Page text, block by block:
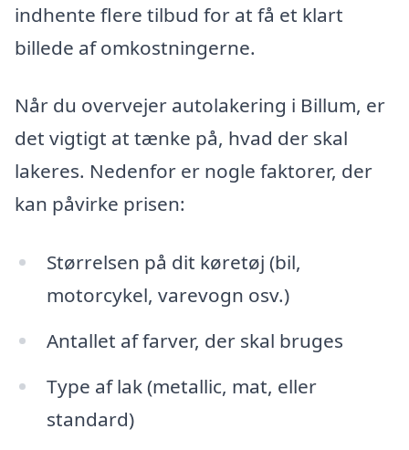
indhente flere tilbud for at få et klart
billede af omkostningerne.
Når du overvejer autolakering i Billum, er
det vigtigt at tænke på, hvad der skal
lakeres. Nedenfor er nogle faktorer, der
kan påvirke prisen:
Størrelsen på dit køretøj (bil,
motorcykel, varevogn osv.)
Antallet af farver, der skal bruges
Type af lak (metallic, mat, eller
standard)